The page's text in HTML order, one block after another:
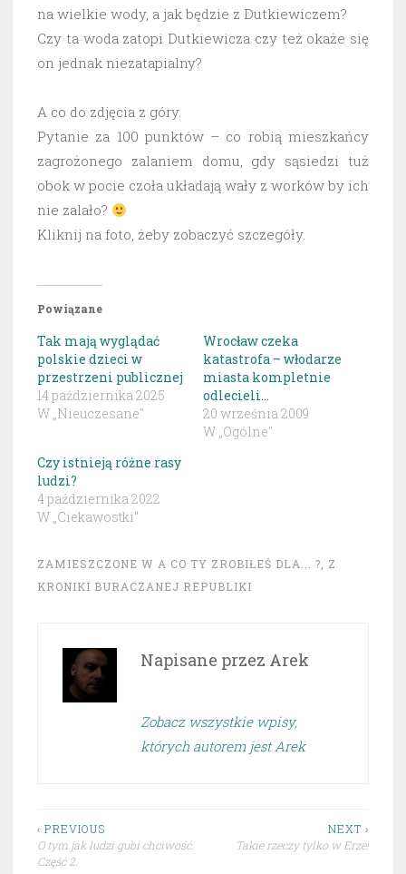
na wielkie wody, a jak będzie z Dutkiewiczem?
Czy ta woda zatopi Dutkiewicza czy też okaże się
on jednak niezatapialny?
A co do zdjęcia z góry.
Pytanie za 100 punktów – co robią mieszkańcy
zagrożonego zalaniem domu, gdy sąsiedzi tuż
obok w pocie czoła układają wały z worków by ich
nie zalało?
Kliknij na foto, żeby zobaczyć szczegóły.
Powiązane
Tak mają wyglądać
polskie dzieci w
przestrzeni publicznej
14 października 2025
W „Nieuczesane"
Wrocław czeka
katastrofa – włodarze
miasta kompletnie
odlecieli…
20 września 2009
W „Ogólne"
Czy istnieją różne rasy
ludzi?
4 października 2022
W „Ciekawostki"
ZAMIESZCZONE W A CO TY ZROBIŁEŚ DLA... ?, Z
KRONIKI BURACZANEJ REPUBLIKI
Napisane przez Arek
Zobacz wszystkie wpisy,
których autorem jest Arek
Nawigacja
wpisu
‹ PREVIOUS
O tym jak ludzi gubi chciwość.
Część 2.
NEXT ›
Takie rzeczy tylko w Erze!